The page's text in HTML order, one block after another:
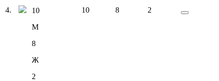
4.
10
М
8
Ж
2
10 8 2